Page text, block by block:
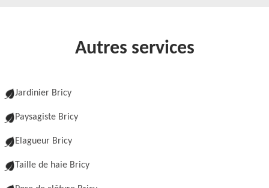
Autres services
Jardinier Bricy
Paysagiste Bricy
Elagueur Bricy
Taille de haie Bricy